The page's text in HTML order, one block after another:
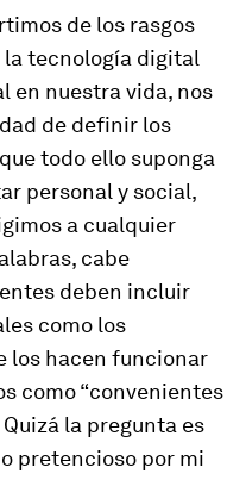
de los rasgos
tecnología digital
en nuestra vida, nos
de definir los
todo ello suponga
personal y social,
a cualquier
cabe
deben incluir
como los
los hacen funcionar
como “convenientes
Quizá la pregunta es
pretencioso por mi